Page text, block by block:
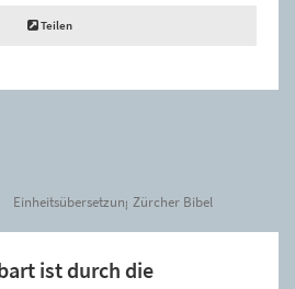
Teilen
Einheitsübersetzung Zürcher Bibel
ist durch die